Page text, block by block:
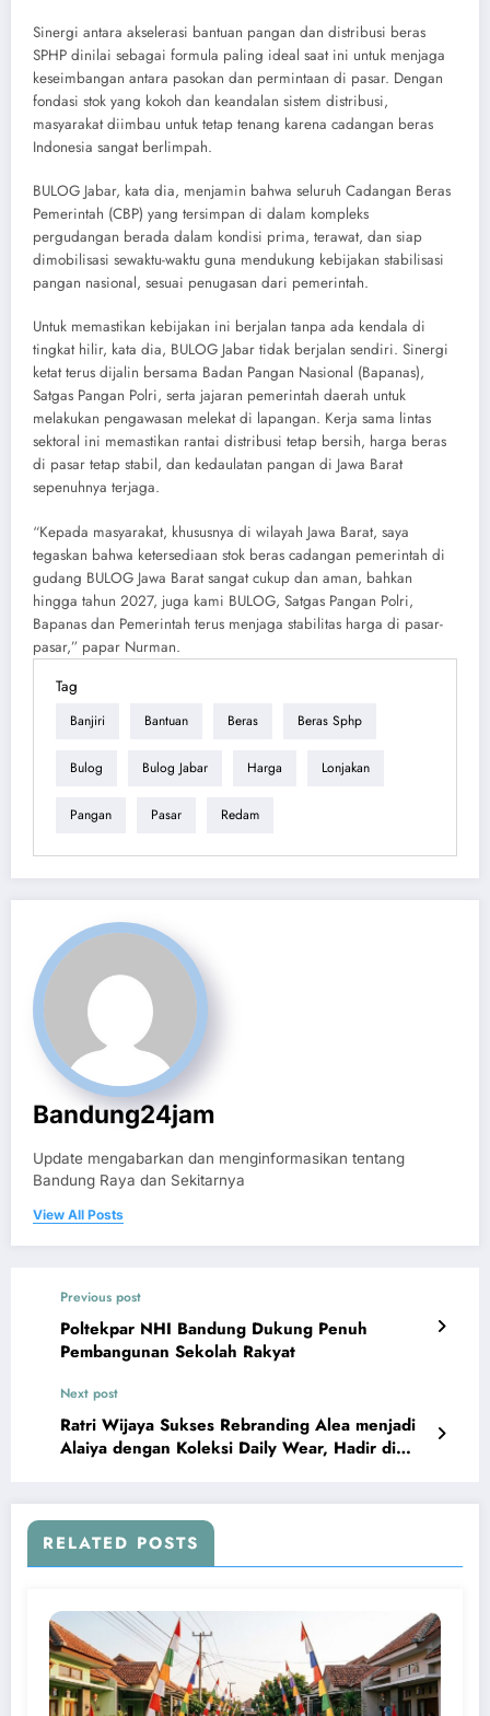
Sinergi antara akselerasi bantuan pangan dan distribusi beras
SPHP dinilai sebagai formula paling ideal saat ini untuk menjaga
keseimbangan antara pasokan dan permintaan di pasar. Dengan
fondasi stok yang kokoh dan keandalan sistem distribusi,
masyarakat diimbau untuk tetap tenang karena cadangan beras
Indonesia sangat berlimpah.
BULOG Jabar, kata dia, menjamin bahwa seluruh Cadangan Beras
Pemerintah (CBP) yang tersimpan di dalam kompleks
pergudangan berada dalam kondisi prima, terawat, dan siap
dimobilisasi sewaktu-waktu guna mendukung kebijakan stabilisasi
pangan nasional, sesuai penugasan dari pemerintah.
Untuk memastikan kebijakan ini berjalan tanpa ada kendala di
tingkat hilir, kata dia, BULOG Jabar tidak berjalan sendiri. Sinergi
ketat terus dijalin bersama Badan Pangan Nasional (Bapanas),
Satgas Pangan Polri, serta jajaran pemerintah daerah untuk
melakukan pengawasan melekat di lapangan. Kerja sama lintas
sektoral ini memastikan rantai distribusi tetap bersih, harga beras
di pasar tetap stabil, dan kedaulatan pangan di Jawa Barat
sepenuhnya terjaga.
“Kepada masyarakat, khususnya di wilayah Jawa Barat, saya
tegaskan bahwa ketersediaan stok beras cadangan pemerintah di
gudang BULOG Jawa Barat sangat cukup dan aman, bahkan
hingga tahun 2027, juga kami BULOG, Satgas Pangan Polri,
Bapanas dan Pemerintah terus menjaga stabilitas harga di pasar-
pasar,” papar Nurman.
Tag
Banjiri Bantuan Beras Beras Sphp
Bulog Bulog Jabar Harga Lonjakan
Pangan Pasar Redam
Bandung24jam
Update mengabarkan dan menginformasikan tentang
Bandung Raya dan Sekitarnya
View All Posts
Previous post
Poltekpar NHI Bandung Dukung Penuh
Pembangunan Sekolah Rakyat
Next post
Ratri Wijaya Sukses Rebranding Alea menjadi
Alaiya dengan Koleksi Daily Wear, Hadir di
RELATED POSTS